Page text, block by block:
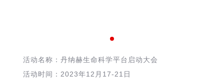
活动名称：丹纳赫生命科学平台启动大会
活动时间： 2023年12 月 17-21 日